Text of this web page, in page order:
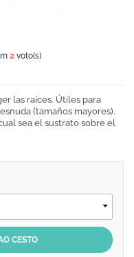
2 voto(s)
las raíces. Útiles para
(tamaños mayores).
sea el sustrato sobre el